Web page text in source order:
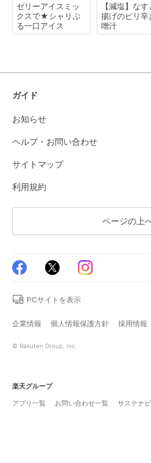
ゼリーアイスミッ
クスで★シャリぷ
る一口アイス
【減塩】な
揚げのピリ辛
噌汁
ガイド
お知らせ
ヘルプ・お問い合わせ
サイトマップ
利用規約
ページの上
PCサイトを表示
企業情報 個人情報保護方針 採用情報
© Rakuten Group, Inc.
楽天グループ
アプリ一覧
お問い合わせ一覧 サステナ